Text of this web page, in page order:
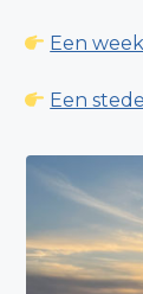
Een
Een